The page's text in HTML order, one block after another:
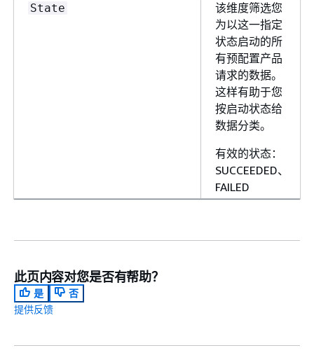
State
该维度筛选您
为以这一指定
状态启动的所
有预配置产品
请求的数据。
这样有助于您
按启动状态给
数据分类。
有效的状态：
SUCCEEDED、
FAILED
此页内容对您是否有帮助？
是
否
提供反馈